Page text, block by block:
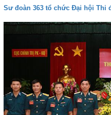
Sư đoàn 363 tổ chức Đại hội Thi